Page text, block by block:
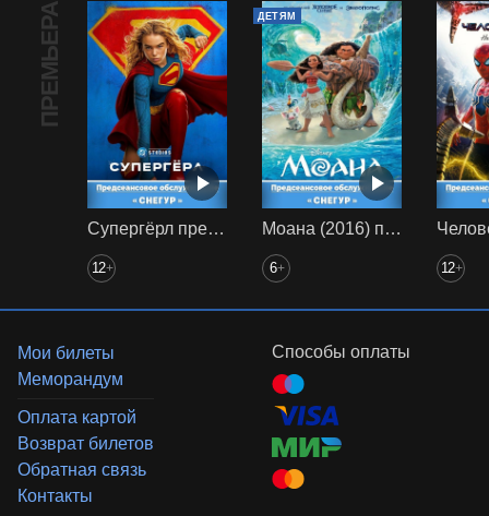
ПРЕМЬЕРА
Супергёрл предс. обсл. Снегур
12+
ДЕТЯМ
Моана (2016) предс. обсл. Снегур
6+ 12+
Мои билеты
Меморандум
Оплата картой
Возврат билетов
Обратная связь
Контакты
Способы оплаты